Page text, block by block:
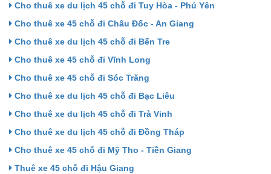
Cho thuê xe du lịch 45 chỗ đi Tuy Hòa - Phú Yên
Cho thuê xe 45 chỗ đi Châu Đốc - An Giang
Cho thuê xe du lịch 45 chỗ đi Bến Tre
Cho thuê xe 45 chỗ đi Vĩnh Long
Cho thuê xe 45 chỗ đi Sóc Trăng
Cho thuê xe du lịch 45 chỗ đi Bạc Liêu
Cho thuê xe du lịch 45 chỗ đi Trà Vinh
Cho thuê xe du lịch 45 chỗ đi Đồng Tháp
Cho thuê xe 45 chỗ đi Mỹ Tho - Tiền Giang
Thuê xe 45 chỗ đi Hậu Giang